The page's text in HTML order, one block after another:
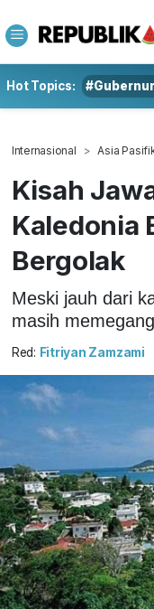
Hot Topics:
Internasional Asia
Kisah
Kaledonia
Bergolak
Meski jauh dari
masih
Red: Fitriyan Zamzami